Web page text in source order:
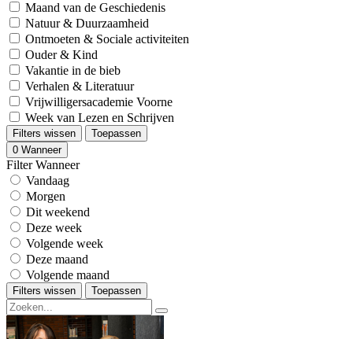
Maand van de Geschiedenis
Natuur & Duurzaamheid
Ontmoeten & Sociale activiteiten
Ouder & Kind
Vakantie in de bieb
Verhalen & Literatuur
Vrijwilligersacademie Voorne
Week van Lezen en Schrijven
Filters wissen
Toepassen
0 Wanneer
Filter Wanneer
Vandaag
Morgen
Dit weekend
Deze week
Volgende week
Deze maand
Volgende maand
Filters wissen Toepassen